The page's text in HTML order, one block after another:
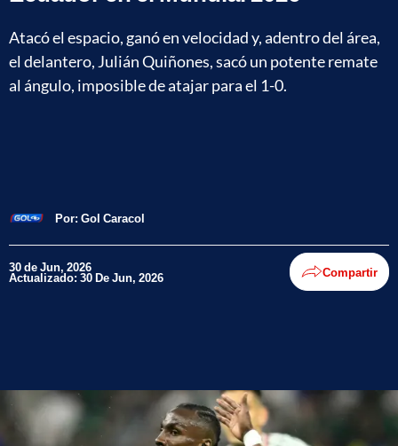
Atacó el espacio, ganó en velocidad y, adentro del área,
el delantero, Julián Quiñones, sacó un potente remate
al ángulo, imposible de atajar para el 1-0.
Por: Gol Caracol
30 de Jun, 2026
Actualizado: 30 De Jun, 2026 Compartir